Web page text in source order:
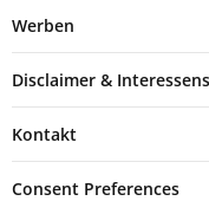
Werben
Disclaimer &
Kontakt
Consent Preferences